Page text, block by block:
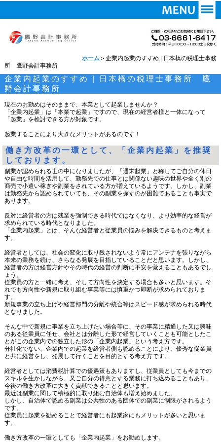
ホーム＞企業内起業のすすめ | 日本橋の税理士事務
所 鷹野会計事務所
企業内起業のすすめ | 日本橋の税理士事務所 鷹
野会計事務所
現在のお勤めはそのままで、本業として起業しませんか？
「企業内起業」は「本業で起業」ですので、現在の経営者様と一体になって
「起業」を検討できる方が対象です。
起業することにより大きなメリットがあるのです！
働き方改革の一環として、「企業内起業」を推奨
しております。
副業が認められる世の中になりましたが、「週末起業」と称してご自分の休日
や自由な時間を活用して、勤務先での仕事とは関係ない趣味の世界や全く別の
商売で小遣い稼ぎや副業をされている方が増えているようです。しかし、副業
は勤務先から認められていても、その副業を探すのが困難であることも事実で
あります。
反対に経営者の方は残業を強制できる時代ではなくなり、より効率的な経営が
求められている時代となりました。
「企業内起業」とは、そんな経営者と従業員の悩みを解決できるものと考えま
す。
経営者としては、社会の変化に取り残されないよう常にアンテナを張りながら
本来の業務を続け、さらなる発展を目指していることだと思います。しかし、
経営者の方は経営方針やその時代の経営の判断に不安を覚えることもあるでし
ょう。
従業員の方と一緒に考え、そして方向性を決定する場合も多いと思います。そ
れでも方向性や新規に取り組む事業等には慎重かつ即断が求められておりま
す。
新規事業の立ち上げや経営部門の分離や統合等はスピード感が求められる時代
となりました。
そんな中で新規に事業を立ち上げたい場合等に、その事業に精通した又は興味
のある従業員に任せ、会社とは分離した形で経営していくことも可能としたこ
とがこの企業内での独立した形の「企業内起業」という考え方です。
分社化でない、企業内での起業を経営者側も認めることにより、優秀な従業員
と共に経営をし、発展して行くことを目的とする考え方です。
経営者としては消費税計算での優遇策もありますし、従業員としても今までの
スキルを生かしながら、又ご自分の得意とする業務に打ち込めることもあり、
今後の働き方改革に大きく貢献できることと思います。
最近は副業に関して積極的に取り組む自治体も増え始めました。
しかし、自治体で認める副業は公共性のある団体での副業に制限がされるよう
です。
従業員に起業を勧めることで経営者にも起業家にもメリットが多いと思いま
す。
働き方改革の一環としても「企業内起業」をお勧めします。